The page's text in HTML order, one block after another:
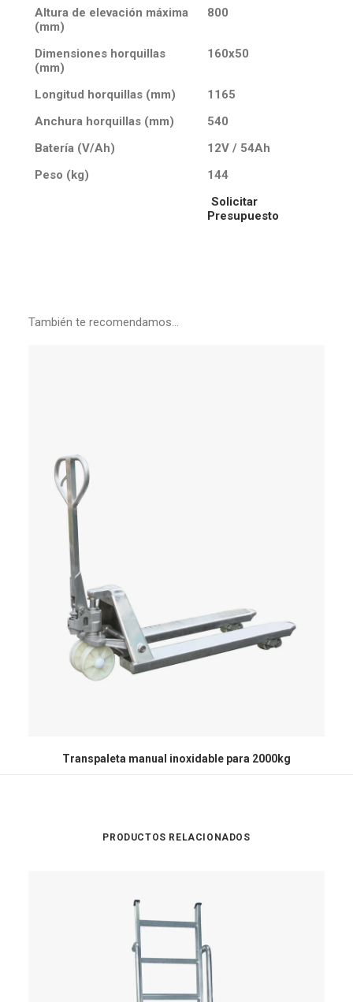
Altura de elevación máxima
(mm)
800
Dimensiones horquillas
(mm)
160x50
Longitud horquillas (mm)
1165
Anchura horquillas (mm)
540
Batería (V/Ah)
12V / 54Ah
Peso (kg)
144
Solicitar
Presupuesto
También te recomendamos…
Transpaleta manual inoxidable para 2000kg
PRODUCTOS RELACIONADOS